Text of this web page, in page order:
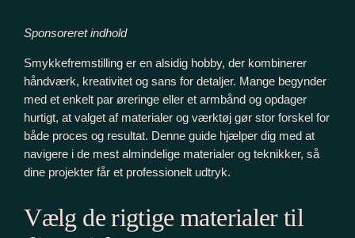
Sponsoreret indhold
Smykkefremstilling er en alsidig hobby, der kombinerer
håndværk, kreativitet og sans for detaljer. Mange begynder
med et enkelt par øreringe eller et armbånd og opdager
hurtigt, at valget af materialer og værktøj gør stor forskel for
både proces og resultat. Denne guide hjælper dig med at
navigere i de mest almindelige materialer og teknikker, så
dine projekter får et professionelt udtryk.
Vælg de rigtige materialer til